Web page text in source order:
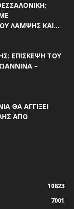
ΛΆΜΨΗΣ ΚΑΙ...
ΕΠΊΣΚΕΨΗ ΤΟΥ
–
ΘΑ ΑΓΓΊΞΕΙ
ΑΠΌ
10823
7001